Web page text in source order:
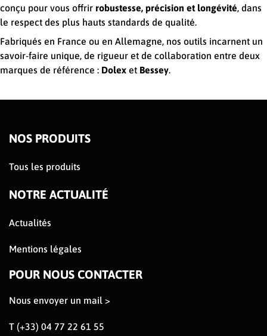
conçu pour vous offrir robustesse, précision et longévité, dans
le respect des plus hauts standards de qualité.
Fabriqués en France ou en Allemagne, nos outils incarnent un
savoir-faire unique, de rigueur et de collaboration entre deux
marques de référence : Dolex et Bessey.
NOS PRODUITS
Tous les produits
NOTRE ACTUALITÉ
Actualités
Mentions légales
POUR NOUS CONTACTER
Nous envoyer un mail >
T (+33) 04 77 22 61 55